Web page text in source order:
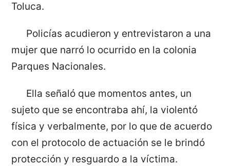
Toluca.
Policías acudieron y entrevistaron a una
mujer que narró lo ocurrido en la colonia
Parques Nacionales.
Ella señaló que momentos antes, un
sujeto que se encontraba ahí, la violentó
física y verbalmente, por lo que de acuerdo
con el protocolo de actuación se le brindó
protección y resguardo a la víctima.